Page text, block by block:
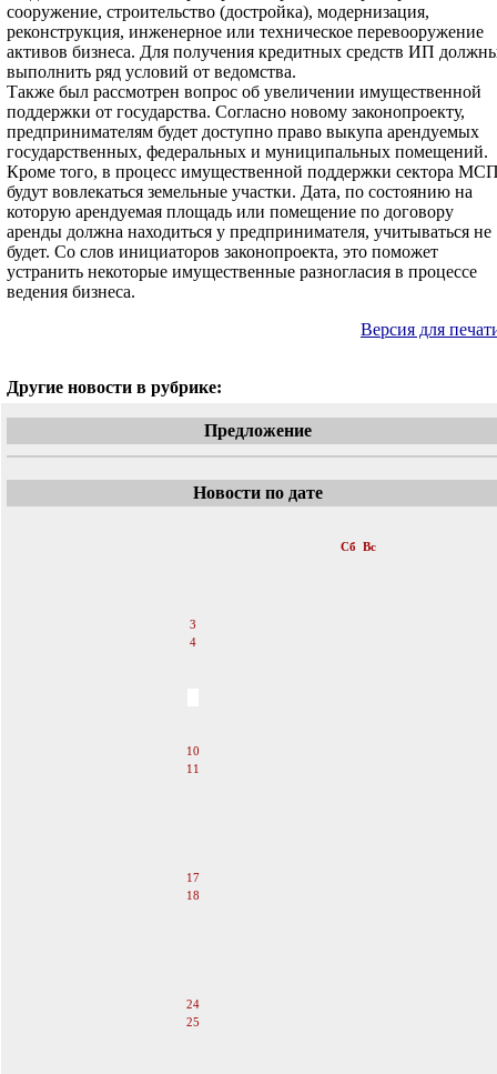
сооружение, строительство (достройка), модернизация,
реконструкция, инженерное или техническое перевооружение
активов бизнеса. Для получения кредитных средств ИП
выполнить ряд условий от ведомства.
Также был рассмотрен вопрос об увеличении имущественной
поддержки от государства. Согласно новому законопроекту,
предпринимателям будет доступно право выкупа арендуемых
государственных, федеральных и муниципальных помещений.
Кроме того, в процесс имущественной поддержки сектора
будут вовлекаться земельные участки. Дата, по состоянию на
которую арендуемая площадь или помещение по договору
аренды должна находиться у предпринимателя, учитываться не
будет. Со слов инициаторов законопроекта, это поможет
устранить некоторые имущественные разногласия в процессе
ведения бизнеса.
Версия для
Другие новости в рубрике:
Предложение
Новости по дате
Сб Вс
3
4
10
11
17
18
24
25